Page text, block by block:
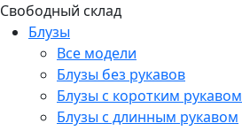
Свободный склад
Блузы
Все модели
Блузы без рукавов
Блузы с коротким рукавом
Блузы с длинным рукавом